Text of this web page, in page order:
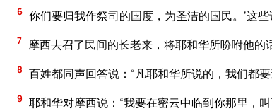
6 你们要归我作祭司的国度，为圣洁的国民。’这
7 摩西去召了民间的长老来，将耶和华所吩咐他的
8 百姓都同声回答说：“凡耶和华所说的，我们都
9 耶和华对摩西说：“我要在密云中临到你那里，